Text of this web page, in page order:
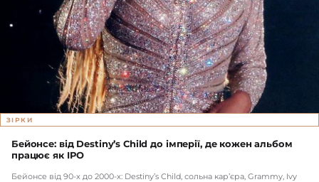
ЗІРКИ
Бейонсе: від Destiny’s Child до імперії, де кожен альбом
працює як IPO
Бейонсе від 90-х до 2000-х: Destiny’s Child, сольна кар’єра, Grammy, Ivy